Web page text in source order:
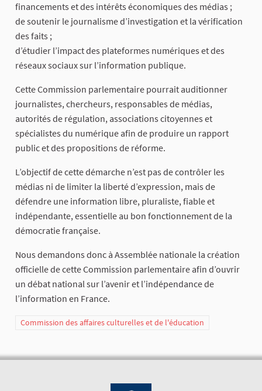
financements et des intérêts économiques des médias ;
de soutenir le journalisme d’investigation et la vérification
des faits ;
d’étudier l’impact des plateformes numériques et des
réseaux sociaux sur l’information publique.
Cette Commission parlementaire pourrait auditionner
journalistes, chercheurs, responsables de médias,
autorités de régulation, associations citoyennes et
spécialistes du numérique afin de produire un rapport
public et des propositions de réforme.
L’objectif de cette démarche n’est pas de contrôler les
médias ni de limiter la liberté d’expression, mais de
défendre une information libre, pluraliste, fiable et
indépendante, essentielle au bon fonctionnement de la
démocratie française.
Nous demandons donc à Assemblée nationale la création
officielle de cette Commission parlementaire afin d’ouvrir
un débat national sur l’avenir et l’indépendance de
l’information en France.
Commission des affaires culturelles et de l'éducation